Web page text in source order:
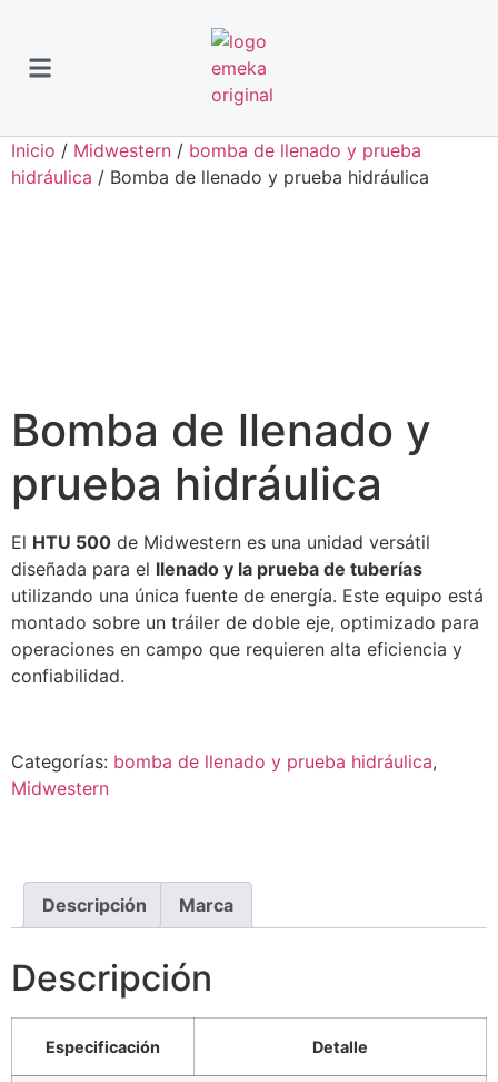
Inicio / Midwestern / bomba de llenado y prueba
hidráulica / Bomba de llenado y prueba hidráulica
Bomba de llenado y
prueba hidráulica
El HTU 500 de Midwestern es una unidad versátil
diseñada para el llenado y la prueba de tuberías
utilizando una única fuente de energía. Este equipo está
montado sobre un tráiler de doble eje, optimizado para
operaciones en campo que requieren alta eficiencia y
confiabilidad.
Categorías: bomba de llenado y prueba hidráulica,
Midwestern
Descripción Marca
Descripción
Especificación Detalle